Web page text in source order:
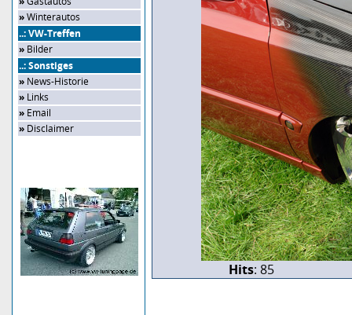
»Winterautos
..: VW-Treffen
» Bilder
..: Sonstiges
» News-Historie
» Links
» Email
» Disclaimer
Hits: 85